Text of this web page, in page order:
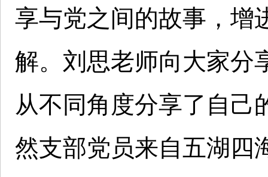
享与党之间的故事，增
解。刘思老师向大家分
从不同角度分享了自己
然支部党员来自五湖四